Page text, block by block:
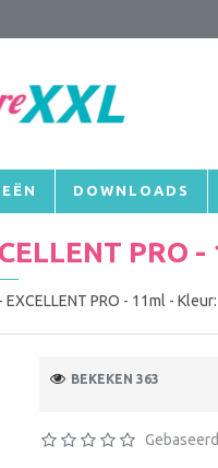
DOWNLOADS
EXCELLENT PRO - 11ml -
PRO
BEKEKEN 363